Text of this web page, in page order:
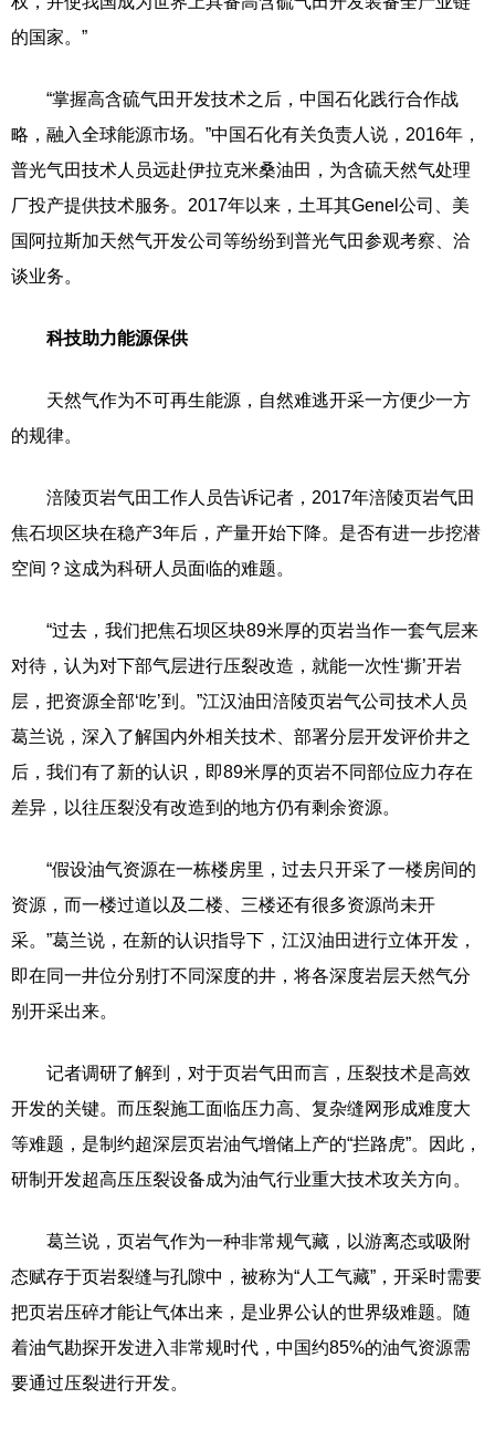
的国家。”
“掌握高含硫气田开发技术之后，中国石化践行合作战
略，融入全球能源市场。”中国石化有关负责人说，2016年，
普光气田技术人员远赴伊拉克米桑油田，为含硫天然气处理
厂投产提供技术服务。2017年以来，土耳其Genel公司、美
国阿拉斯加天然气开发公司等纷纷到普光气田参观考察、洽
谈业务。
科技助力能源保供
天然气作为不可再生能源，自然难逃开采一方便少一方
的规律。
涪陵页岩气田工作人员告诉记者，2017年涪陵页岩气田
焦石坝区块在稳产3年后，产量开始下降。是否有进一步挖潜
空间？这成为科研人员面临的难题。
“过去，我们把焦石坝区块89米厚的页岩当作一套气层来
对待，认为对下部气层进行压裂改造，就能一次性‘撕’开岩
层，把资源全部‘吃’到。”江汉油田涪陵页岩气公司技术人员
葛兰说，深入了解国内外相关技术、部署分层开发评价井之
后，我们有了新的认识，即89米厚的页岩不同部位应力存在
差异，以往压裂没有改造到的地方仍有剩余资源。
“假设油气资源在一栋楼房里，过去只开采了一楼房间的
资源，而一楼过道以及二楼、三楼还有很多资源尚未开
采。”葛兰说，在新的认识指导下，江汉油田进行立体开发，
即在同一井位分别打不同深度的井，将各深度岩层天然气分
别开采出来。
记者调研了解到，对于页岩气田而言，压裂技术是高效
开发的关键。而压裂施工面临压力高、复杂缝网形成难度大
等难题，是制约超深层页岩油气增储上产的“拦路虎”。因此，
研制开发超高压压裂设备成为油气行业重大技术攻关方向。
葛兰说，页岩气作为一种非常规气藏，以游离态或吸附
态赋存于页岩裂缝与孔隙中，被称为“人工气藏”，开采时需要
把页岩压碎才能让气体出来，是业界公认的世界级难题。随
着油气勘探开发进入非常规时代，中国约85%的油气资源需
要通过压裂进行开发。